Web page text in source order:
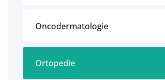
Oncodermatologie
Ortopedie